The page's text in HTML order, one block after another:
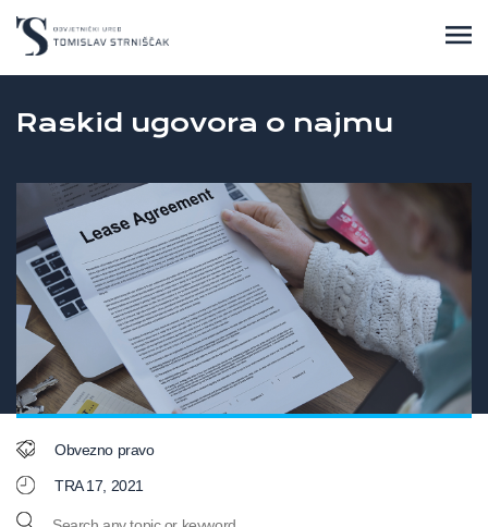
Raskid ugovora o najmu
Obvezno pravo
TRA 17, 2021